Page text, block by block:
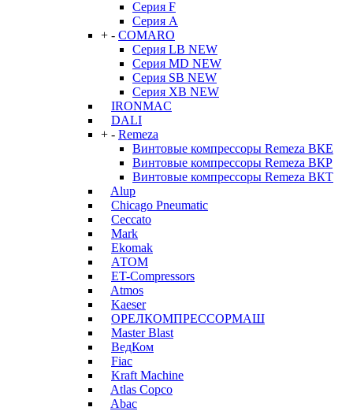
Серия F
Серия А
+ - COMARO
Серия LB NEW
Серия MD NEW
Серия SB NEW
Серия XB NEW
IRONMAC
DALI
+ - Remeza
Винтовые компрессоры Remeza ВКЕ
Винтовые компрессоры Remeza ВКР
Винтовые компрессоры Remeza ВКТ
Alup
Chicago Pneumatic
Ceccato
Mark
Ekomak
АТОМ
ET-Compressors
Atmos
Kaeser
ОРЕЛКОМПРЕССОРМАШ
Master Blast
ВедКом
Fiac
Kraft Machine
Atlas Copco
Abac